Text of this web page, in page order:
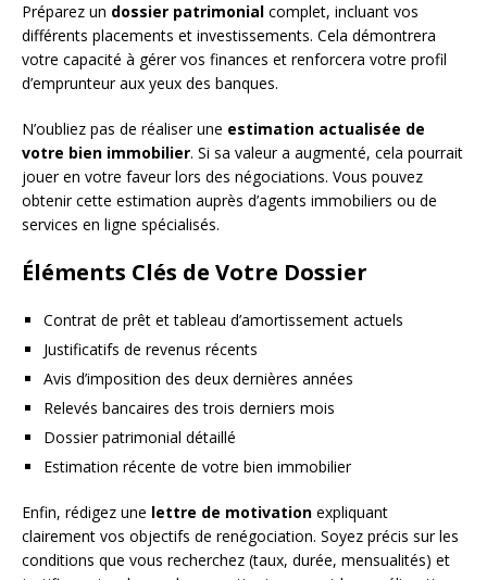
Préparez un dossier patrimonial complet, incluant vos
différents placements et investissements. Cela démontrera
votre capacité à gérer vos finances et renforcera votre profil
d’emprunteur aux yeux des banques.
N’oubliez pas de réaliser une estimation actualisée de
votre bien immobilier. Si sa valeur a augmenté, cela pourrait
jouer en votre faveur lors des négociations. Vous pouvez
obtenir cette estimation auprès d’agents immobiliers ou de
services en ligne spécialisés.
Éléments Clés de Votre Dossier
Contrat de prêt et tableau d’amortissement actuels
Justificatifs de revenus récents
Avis d’imposition des deux dernières années
Relevés bancaires des trois derniers mois
Dossier patrimonial détaillé
Estimation récente de votre bien immobilier
Enfin, rédigez une lettre de motivation expliquant
clairement vos objectifs de renégociation. Soyez précis sur les
conditions que vous recherchez (taux, durée, mensualités) et